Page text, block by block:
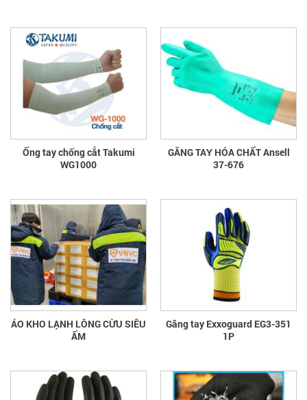
Ống tay chống cắt Takumi
WG1000
GĂNG TAY HÓA CHẤT Ansell
37-676
ÁO KHO LẠNH LÔNG CỪU SIÊU
ẤM
Găng tay Exxoguard EG3-351
1P